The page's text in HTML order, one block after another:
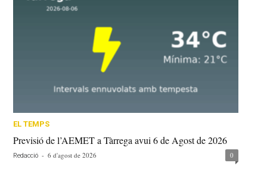
EL TEMPS
Previsió de l’AEMET a Tàrrega avui 6 de Agost de 2026
Redacció - 6 d'agost de 2026 0